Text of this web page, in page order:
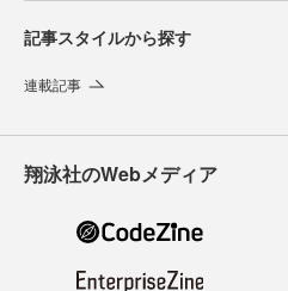
記事スタイルから探す
連載記事
翔泳社のWebメディア